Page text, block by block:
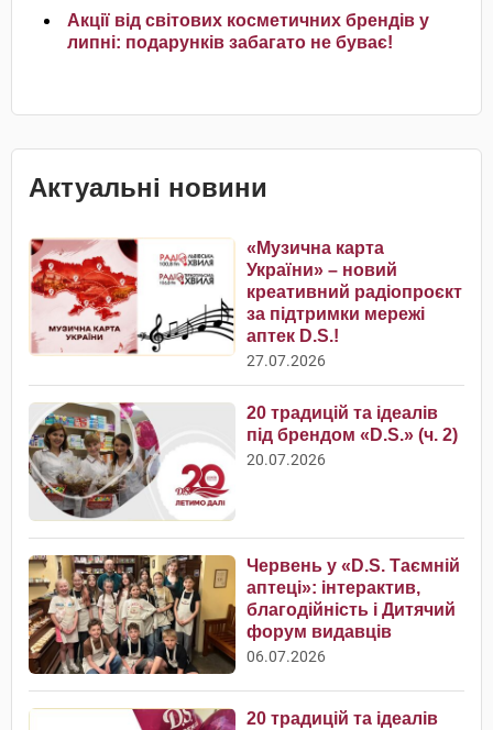
Акції від світових косметичних брендів у
липні: подарунків забагато не буває!
Актуальні новини
«Музична карта
України» – новий
креативний радіопроєкт
за підтримки мережі
аптек D.S.!
27.07.2026
20 традицій та ідеалів
під брендом «D.S.» (ч. 2)
20.07.2026
Червень у «D.S. Таємній
аптеці»: інтерактив,
благодійність і Дитячий
форум видавців
06.07.2026
20 традицій та ідеалів